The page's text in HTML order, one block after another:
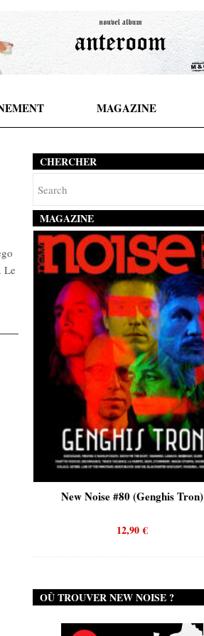
MAGAZINE
Le
CHERCHER
MAGAZINE
New Noise #80 (Genghis Tron)
12,90€
OÙ TROUVER NEW NOISE ?